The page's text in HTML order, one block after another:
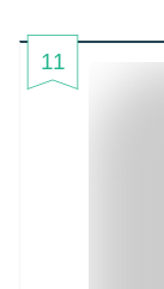
11